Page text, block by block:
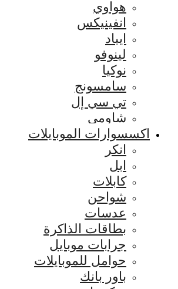
هواوي
انفينيكس
ايباد
لينوفو
نوكيا
سامسونج
تي سي إل
شاومي
اكسسوارات الموبايلات
انكر
ابل
كابلات
شواحن
عدسات
بطاقات الذاكرة
جرابات موبايل
حوامل للموبايلات
باور بانك